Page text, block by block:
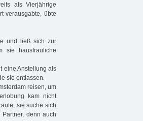
als Vierjährige
verausgabte, übte
und ließ sich zur
sie hausfrauliche
eine Anstellung als
sie entlassen.
reisen, um
kam nicht
sie suche sich
denn auch